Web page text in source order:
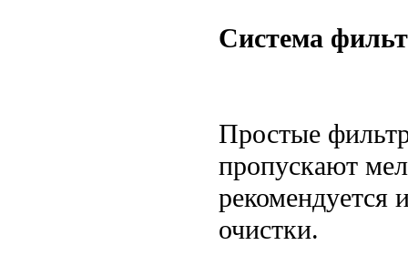
Система
Простые
пропускают
рекомендуется
очистки.